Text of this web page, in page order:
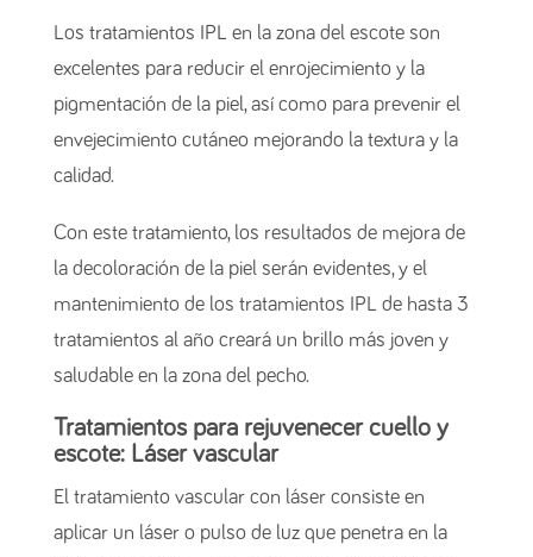
Los tratamientos IPL en la zona del escote son
excelentes para reducir el enrojecimiento y la
pigmentación de la piel, así como para prevenir el
envejecimiento cutáneo mejorando la textura y la
calidad.
Con este tratamiento, los resultados de mejora de
la decoloración de la piel serán evidentes, y el
mantenimiento de los tratamientos IPL de hasta 3
tratamientos al año creará un brillo más joven y
saludable en la zona del pecho.
Tratamientos para rejuvenecer cuello y
escote: Láser vascular
El tratamiento vascular con láser consiste en
aplicar un láser o pulso de luz que penetra en la